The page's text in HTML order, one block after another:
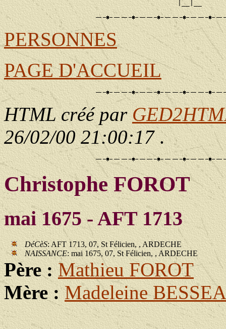
PERSONNES
PAGE D'ACCUEIL
HTML créé par
26/02/00 21:00:17.
Christophe FOROT
mai 1675 - AFT 1713
DéCèS: AFT 1713, 07, St Félicien, , ARDECHE
NAISSANCE: mai 1675, 07, St Félicien, , ARDECHE
Père :Mathieu FOROT
Mère :Madeleine BESSEA